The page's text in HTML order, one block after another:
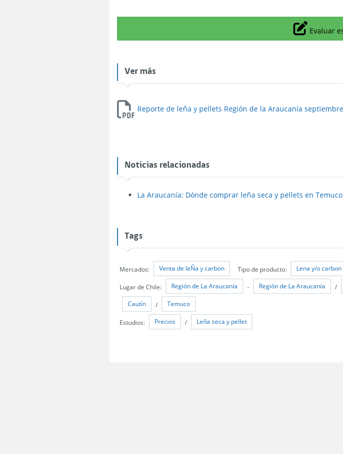
Evaluar
Ver más
Reporte de leña y pellets Región de la Araucanía
Noticias relacionadas
La Araucanía: Dónde comprar leña seca y pellets en
Tags
Mercados: Venta de leÑa y carbon Tipo de producto: Lena y/o carbon
Lugar de Chile: Región de La Araucanía - Región de La Araucanía /
Cautín / Temuco
Estudios: Precios / Leña seca y pellet